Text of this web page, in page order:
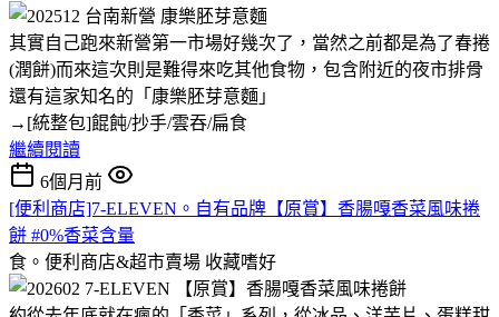
其實自己跑來新營第一市場好幾次了，當然之前都是為了春捲
(潤餅)而來這次則是難得來吃其他食物，包含附近的夜市排骨
還有這家知名的「康樂胚芽意麵」
→[統整包]餛飩/抄手/雲吞/扁食
繼續閱讀
6個月前
[便利商店]7-ELEVEN。自有品牌【原賞】香腸嘎香菜風味捲
餅 #0%香菜含量
食。便利商店&超市賣場 收藏嗜好